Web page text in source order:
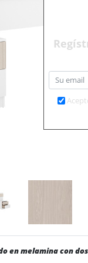
en melamina con